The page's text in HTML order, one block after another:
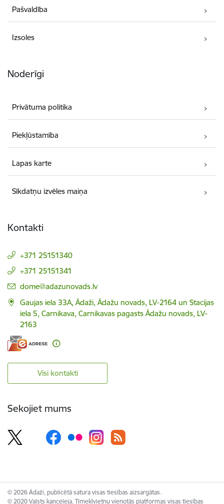
Pašvaldība
Izsoles
Noderīgi
Privātuma politika
Piekļūstamība
Lapas karte
Sīkdatņu izvēles maiņa
Kontakti
+371 25151340
+371 25151341
E-pasts:
dome@adazunovads.lv
Gaujas iela 33A, Ādaži, Ādažu novads, LV-2164 un Stacijas
iela 5, Carnikava, Carnikavas pagasts Ādažu novads, LV-
2163
Visi kontakti
Sekojiet mums
© 2026 Ādaži, publicētā satura visas tiesības aizsargātas.
© 2020 Valsts kanceleja, Tīmekļvietņu vienotās platformas visas tiesības